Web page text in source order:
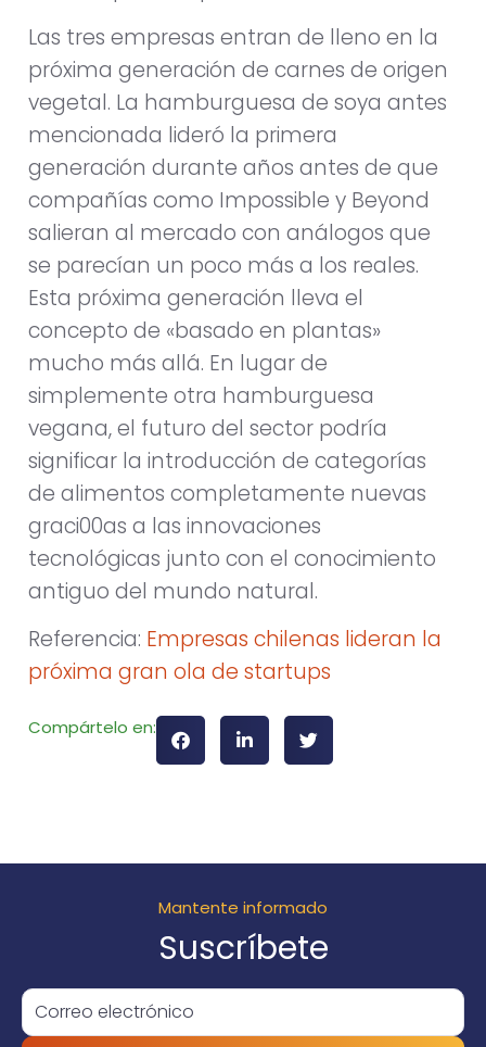
Las tres empresas entran de lleno en la
próxima generación de carnes de origen
vegetal. La hamburguesa de soya antes
mencionada lideró la primera
generación durante años antes de que
compañías como Impossible y Beyond
salieran al mercado con análogos que
se parecían un poco más a los reales.
Esta próxima generación lleva el
concepto de «basado en plantas»
mucho más allá. En lugar de
simplemente otra hamburguesa
vegana, el futuro del sector podría
significar la introducción de categorías
de alimentos completamente nuevas
graci00as a las innovaciones
tecnológicas junto con el conocimiento
antiguo del mundo natural.
Referencia: Empresas chilenas lideran la
próxima gran ola de startups
Compártelo en:
Mantente informado
Suscríbete